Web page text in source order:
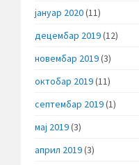
јануар 2020(11)
децембар 2019(12)
новембар 2019(3)
октобар 2019(11)
септембар 2019(1)
мај 2019(3)
април 2019(3)